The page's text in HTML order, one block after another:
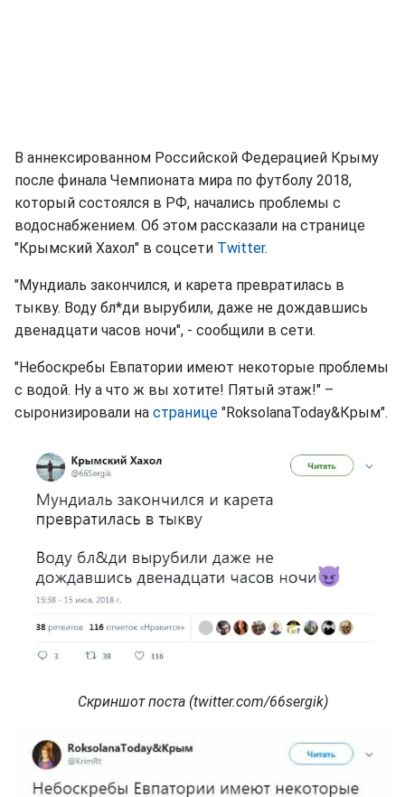
В аннексированном Российской Федерацией Крыму
после финала Чемпионата мира по футболу 2018,
который состоялся в РФ, начались проблемы с
водоснабжением. Об этом рассказали на странице
"Крымский Хахол" в соцсети Twitter.
"Мундиаль закончился, и карета превратилась в
тыкву. Воду бл*ди вырубили, даже не дождавшись
двенадцати часов ночи", - сообщили в сети.
"Небоскребы Евпатории имеют некоторые проблемы
с водой. Ну а что ж вы хотите! Пятый этаж!" –
сыронизировали на странице "RoksolanaToday&Крым‏".
Скриншот поста (twitter.com/66sergik)